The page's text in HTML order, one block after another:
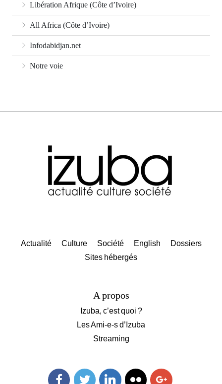
Libération Afrique (Côte d’Ivoire)
All Africa (Côte d’Ivoire)
Infodabidjan.net
Notre voie
Actualité Culture Société English
Dossiers
Sites hébergés
A propos
Izuba, c’est quoi ?
Les Ami-e-s d’Izuba
Streaming